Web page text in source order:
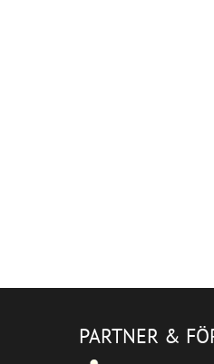
PARTNER &